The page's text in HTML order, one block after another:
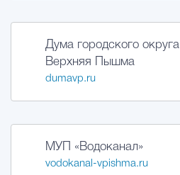
Дума городского округа
Верхняя Пышма
dumavp.ru
МУП «Водоканал»
vodokanal-vpishma.ru